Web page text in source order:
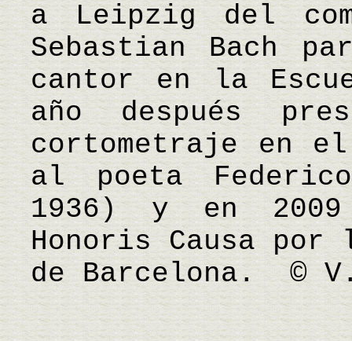
a Leipzig del
Sebastian Bach
cantor en la
año después
cortometraje en el
al poeta
1936) y en
Honoris Causa por
de Barcelona. ©